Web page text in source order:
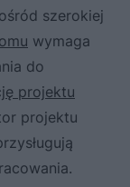
szerokiej
wymaga
do
projektu
projektu